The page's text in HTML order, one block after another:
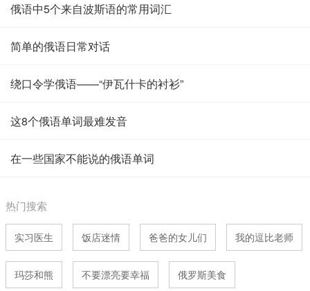
俄语中5个来自波斯语的常用词汇
简单的俄语日常对话
绕口令学俄语——“伊瓦什卡的衬衫”
这8个俄语单词最难发音
在一些国家不能说的俄语单词
热门搜索
实习医生 饭店迷情 爸爸的女儿们 我的逗比老师
玛莎和熊 不要漂亮要幸福 俄罗斯美食